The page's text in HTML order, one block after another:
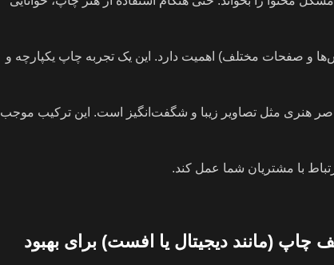
صفحات مختلف) اهمیت دارد. این یک تجربه چاپ یکپارچه و
هنری مثل تصاویر زیبا و شگفت‌انگیز است. این ترکیب موجب
با مشتریان شما عمل کند.
(مانند دیجیتال یا افست) برای بهبود